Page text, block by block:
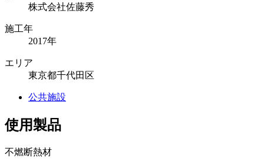
株式会社佐藤秀
施工年
2017年
エリア
東京都千代田区
公共施設
使用製品
不燃断熱材